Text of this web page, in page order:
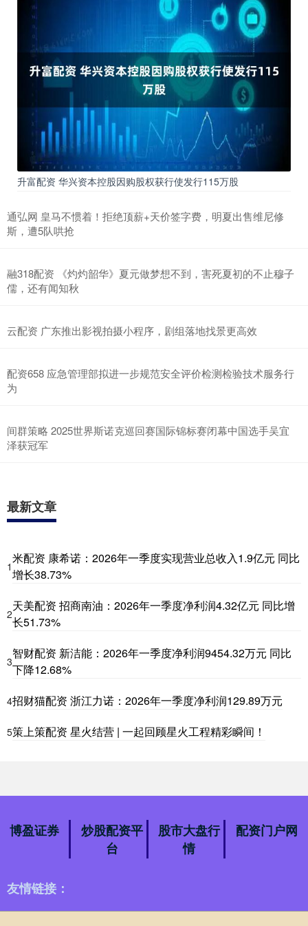
升富配资 华兴资本控股因购股权获行使发行115万股
通弘网 皇马不惯着！拒绝顶薪+天价签字费，明夏出售维尼修
斯，遭5队哄抢
融318配资 《灼灼韶华》夏元做梦想不到，害死夏初的不止穆子
儒，还有闻知秋
云配资 广东推出影视拍摄小程序，剧组落地找景更高效
配资658 应急管理部拟进一步规范安全评价检测检验技术服务行
为
间群策略 2025世界斯诺克巡回赛国际锦标赛闭幕中国选手吴宜
泽获冠军
最新文章
1
米配资 康希诺：2026年一季度实现营业总收入1.9亿元 同比
增长38.73%
2
天美配资 招商南油：2026年一季度净利润4.32亿元 同比增
长51.73%
3
智财配资 新洁能：2026年一季度净利润9454.32万元 同比
下降12.68%
4招财猫配资 浙江力诺：2026年一季度净利润129.89万元
5策上策配资 星火结营 | 一起回顾星火工程精彩瞬间！
博盈证券
炒股配资平
台
股市大盘行
情
配资门户网
友情链接：